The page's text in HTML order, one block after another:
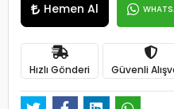
Hemen Al
Hızlı Gönderi Güvenli